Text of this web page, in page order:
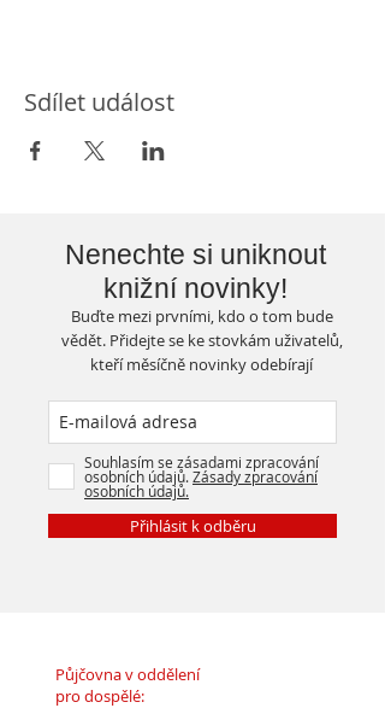
Sdílet událost
Nenechte si uniknout
knižní novinky!
Buďte mezi prvními, kdo o tom bude
vědět. Přidejte se ke stovkám uživatelů,
kteří měsíčně novinky odebírají
Souhlasím se zásadami zpracování
osobních údajů.Zásady zpracování
osobních údajů.
Přihlásit k odběru
Půjčovna v oddělení
pro dospělé: